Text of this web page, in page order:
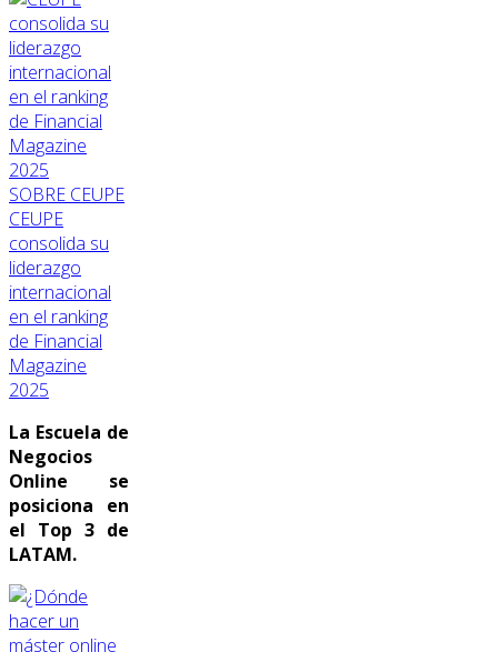
SOBRE CEUPE
CEUPE
consolida su
liderazgo
internacional
en el ranking
de Financial
Magazine
2025
La Escuela de
Negocios
Online se
posiciona en
el Top 3 de
LATAM.